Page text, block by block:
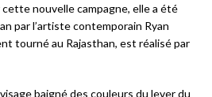
nouvelle campagne, elle a été
par l’artiste contemporain Ryan
tourné au Rajasthan, est réalisé par
baigné des couleurs du lever du